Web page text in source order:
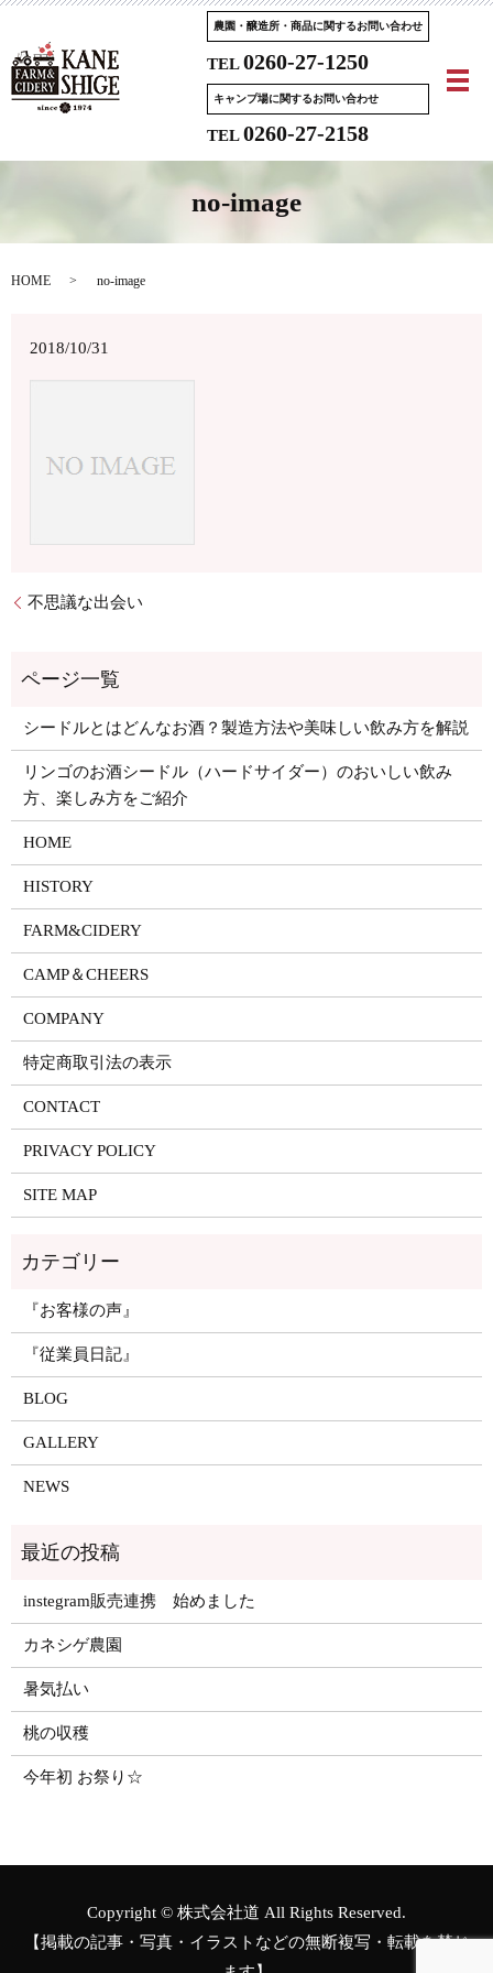
農園・醸造所・商品に関するお問い合わせ
TEL0260-27-1250
キャンプ場に関するお問い合わせ
TEL0260-27-2158
メ
no-image
HOME no-image
2018/10/31
不思議な出会い
シードルとはどんなお酒？製造方法や美味しい飲み方を解説
リンゴのお酒シードル（ハードサイダー）のおいしい飲み
方、楽しみ方をご紹介
HOME
HISTORY
FARM&CIDERY
CAMP＆CHEERS
COMPANY
特定商取引法の表示
CONTACT
PRIVACY POLICY
SITE MAP
『お客様の声』
『従業員日記』
BLOG
GALLERY
NEWS
instegram販売連携 始めました
カネシゲ農園
暑気払い
桃の収穫
今年初 お祭り☆
Copyright © 株式会社道 All Rights Reserved.
【掲載の記事・写真・イラストなどの無断複写・転載を禁じ